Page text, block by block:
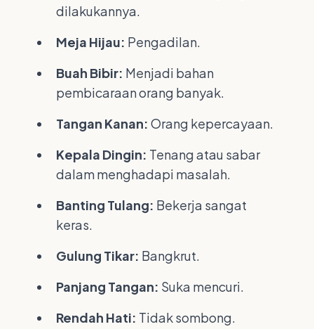
dilakukannya.
Meja Hijau: Pengadilan.
Buah Bibir: Menjadi bahan
pembicaraan orang banyak.
Tangan Kanan: Orang kepercayaan.
Kepala Dingin: Tenang atau sabar
dalam menghadapi masalah.
Banting Tulang: Bekerja sangat
keras.
Gulung Tikar: Bangkrut.
Panjang Tangan: Suka mencuri.
Rendah Hati: Tidak sombong.